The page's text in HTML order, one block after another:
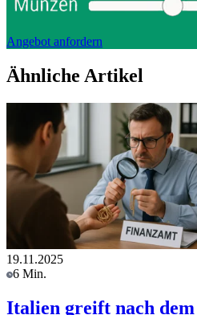
Angebot anfordern
Ähnliche Artikel
19.11.2025
6 Min.
Italien greift nach